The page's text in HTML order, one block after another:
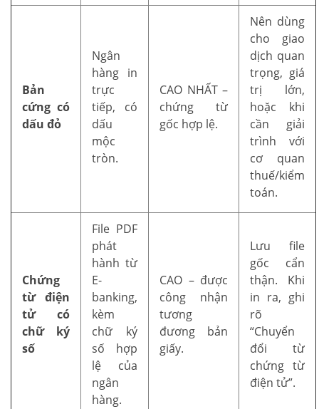
Bản
cứng có
dấu đỏ
Ngân
hàng in
trực
tiếp, có
dấu
mộc
tròn.
CAO NHẤT –
chứng từ
gốc hợp lệ.
Nên dùng
cho giao
dịch quan
trọng, giá
trị lớn,
hoặc khi
cần giải
trình với
cơ quan
thuế/kiểm
toán.
Chứng
từ điện
tử có
chữ ký
số
File PDF
phát
hành từ
E-
banking,
kèm
chữ ký
số hợp
lệ của
ngân
hàng.
CAO – được
công nhận
tương
đương bản
giấy.
Lưu file
gốc cẩn
thận. Khi
in ra, ghi
rõ
“Chuyển
đổi từ
chứng từ
điện tử”.